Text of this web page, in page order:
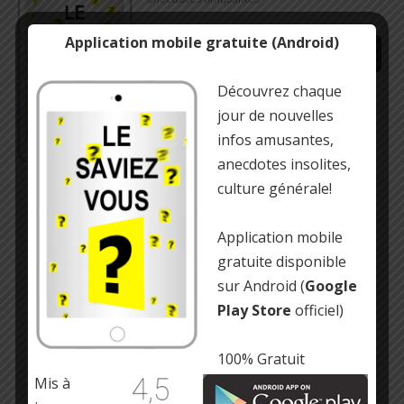
https://play.google.com/store/…
Application mobile gratuite (Android)
Découvrez chaque
jour de nouvelles
infos amusantes,
anecdotes insolites,
culture générale!
Application mobile
gratuite disponible
sur Android (Google
Play Store officiel)
100% Gratuit
Mis à